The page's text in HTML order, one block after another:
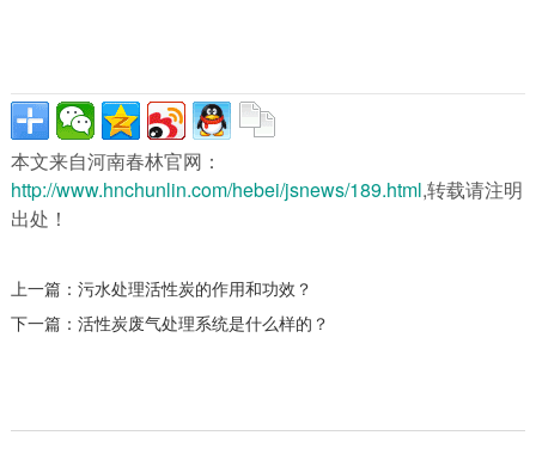
本文来自河南春林官网：
http://www.hnchunlin.com/hebei/jsnews/189.html,转载请注明
出处！
上一篇： 污水处理活性炭的作用和功效？
下一篇： 活性炭废气处理系统是什么样的？